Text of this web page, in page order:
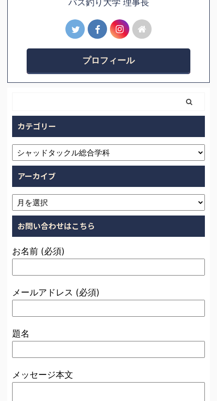
バス釣り大学 理事長
プロフィール
カテゴリー
アーカイブ
お問い合わせはこちら
お名前 (必須)
メールアドレス (必須)
題名
メッセージ本文